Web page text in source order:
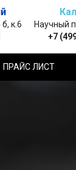
к.6
Научный
+7
ПРАЙС ЛИСТ